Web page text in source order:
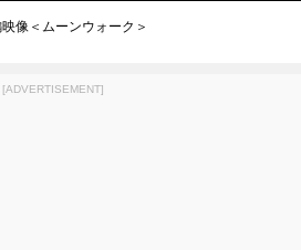
像＜ムーンウォーク＞
[ADVERTISEMENT]